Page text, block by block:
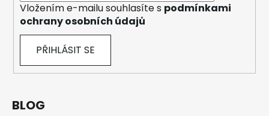
Vložením e-mailu souhlasíte s podmínkami
ochrany osobních údajů
PŘIHLÁSIT SE
BLOG